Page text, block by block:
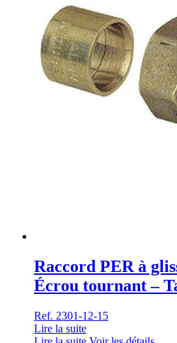
Raccord PER à
Écrou tournant –
Ref. 2301-12-15
Lire la suite